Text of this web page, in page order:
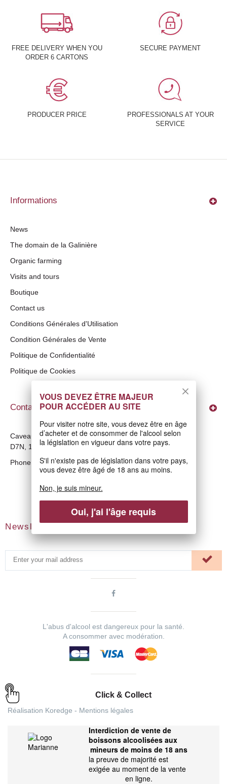
FREE DELIVERY WHEN YOU
ORDER 6 CARTONS
SECURE PAYMENT
PRODUCER PRICE
PROFESSIONALS AT YOUR
SERVICE
Informations
News
The domain de la Galinière
Organic farming
Visits and tours
Boutique
Contact us
Conditions Générales d'Utilisation
Condition Générales de Vente
Politique de Confidentialité
Politique de Cookies
Contact us
Caveau du Château de la Galinière
D7N, 13790 Châteauneuf-le-Rouge
Phone :
04 42 29 09 84
Newsletter
L'abus d'alcool est dangereux pour la santé.
A consommer avec modération.
Click & Collect
Réalisation Koredge - Mentions légales
Interdiction de vente de
boissons alcoolisées aux
mineurs de moins de 18 ans
la preuve de majorité est
exigée au moment de la vente
en ligne.
VOUS DEVEZ ÊTRE MAJEUR
POUR ACCÉDER AU SITE
Pour visiter notre site, vous devez être en âge
d’acheter et de consommer de l'alcool selon
la législation en vigueur dans votre pays.
S'il n'existe pas de législation dans votre pays,
vous devez être âgé de 18 ans au moins.
Non, je suis mineur.
Oui, j'ai l'âge requis